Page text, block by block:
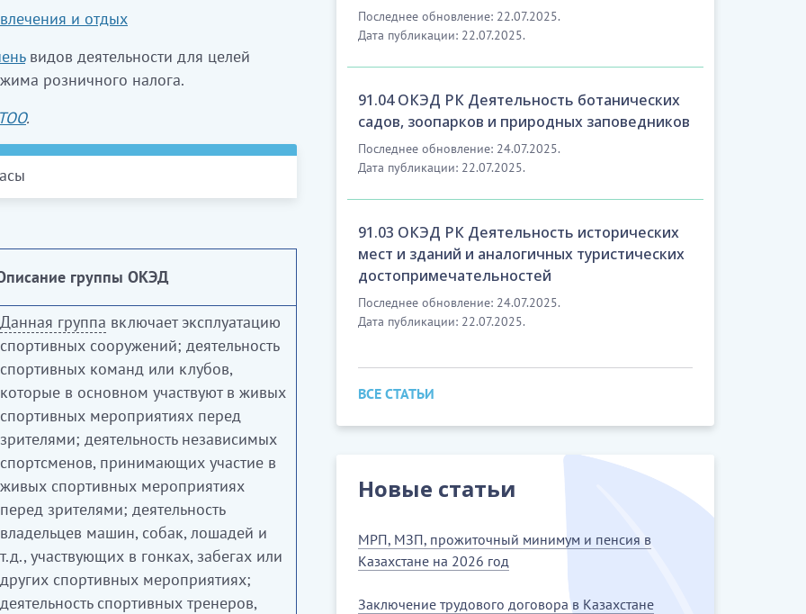
и отдых
видов деятельности для целей
розничного налога.
.
спорта, организации отдыха и
музеев, охраны исторических
зоологических парков и природных
азартных игр и
искусство, музыкальные и другие
постановку и показ театральных
танцевальных и прочих
саласындағы қызмет
сауықты ұйымдастыру саласындағы
қорғау қызметі, ботаникалық бақтар
қызметін; сондай-ақ құмар
қызмет қоспағанда) кіреді.
группы ОКЭД
Данная группа включает эксплуатацию
спортивных сооружений; деятельность
спортивных команд или клубов,
которые в основном участвуют в живых
спортивных мероприятиях перед
зрителями; деятельность независимых
спортсменов, принимающих участие в
живых спортивных мероприятиях
перед зрителями; деятельность
владельцев машин, собак, лошадей и
т.д., участвующих в гонках, забегах или
других спортивных мероприятиях;
деятельность спортивных тренеров,
Последнее обновление: 22.07.2025.
Дата публикации: 22.07.2025.
91.04 ОКЭД РК Деятельность ботанических
садов, зоопарков и природных заповедников
Последнее обновление: 24.07.2025.
Дата публикации: 22.07.2025.
91.03 ОКЭД РК Деятельность исторических
мест и зданий и аналогичных туристических
достопримечательностей
Последнее обновление: 24.07.2025.
Дата публикации: 22.07.2025.
ВСЕ СТАТЬИ
Новые статьи
МРП, МЗП, прожиточный минимум и пенсия в
Казахстане на 2026 год
Заключение трудового договора в Казахстане